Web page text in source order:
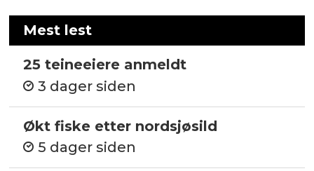
Mest lest
25 teineeiere anmeldt
3 dager siden
Økt fiske etter nordsjøsild
5 dager siden